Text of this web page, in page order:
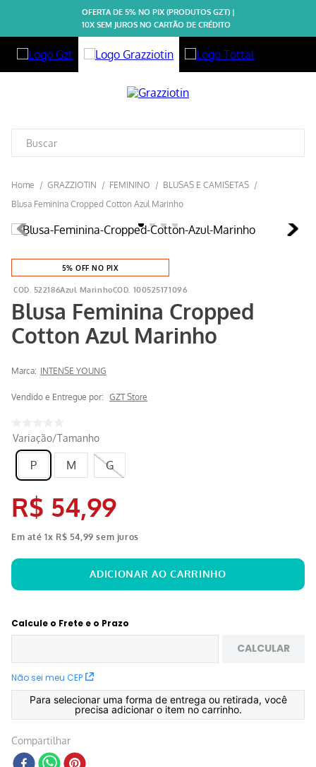
OFERTA DE 5% NO PIX (PRODUTOS GZT) |
10X SEM JUROS NO CARTÃO DE CRÉDITO
GRAZZIOTIN FEMININO
BLUSAS E CAMISETAS
Blusa Feminina Cropped Cotton Azul Marinho
5% OFF NO PIX
522186Azul Marinho 100525171096
Blusa Feminina Cropped
Cotton Azul Marinho
Marca: INTENSE YOUNG
Vendido e Entregue por: GZT Store
Variação/Tamanho
P M G
R$ 54,99
Em até1x R$ 54 99 sem juros
Calcule o Frete e o Prazo
Não sei meu CEP
CALCULAR
Para selecionar uma forma de entrega ou retirada, você
precisa adicionar o item no carrinho.
Compartilhar